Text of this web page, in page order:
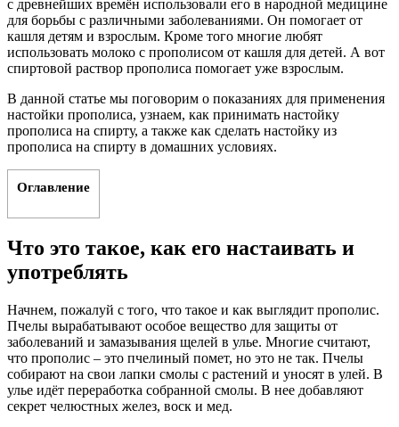
с древнейших времён использовали его в народной медицине
для борьбы с различными заболеваниями. Он помогает от
кашля детям и взрослым. Кроме того многие любят
использовать молоко с прополисом от кашля для детей. А вот
спиртовой раствор прополиса помогает уже взрослым.
В данной статье мы поговорим о показаниях для применения
настойки прополиса, узнаем, как принимать настойку
прополиса на спирту, а также как сделать настойку из
прополиса на спирту в домашних условиях.
Оглавление
Что это такое, как его настаивать и
употреблять
Начнем, пожалуй с того, что такое и как выглядит прополис.
Пчелы вырабатывают особое вещество для защиты от
заболеваний и замазывания щелей в улье. Многие считают,
что прополис – это пчелиный помет, но это не так. Пчелы
собирают на свои лапки смолы с растений и уносят в улей. В
улье идёт переработка собранной смолы. В нее добавляют
секрет челюстных желез, воск и мед.